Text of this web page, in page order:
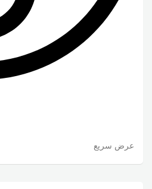
عرض سريع